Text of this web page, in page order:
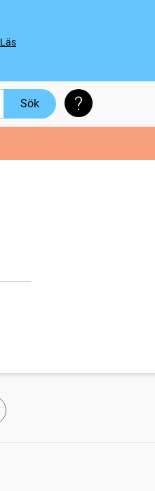
Läs
Sök Söktips